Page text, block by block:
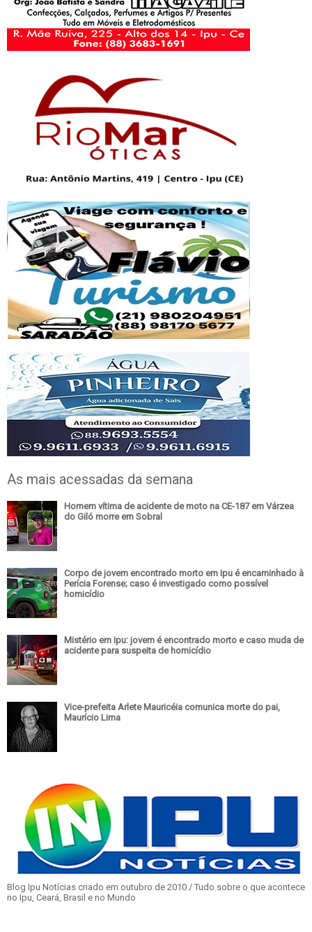
As mais acessadas da semana
Homem vítima de acidente de moto na CE-187 em Várzea
do Giló morre em Sobral
Corpo de jovem encontrado morto em Ipu é encaminhado à
Perícia Forense; caso é investigado como possível
homicídio
Mistério em Ipu: jovem é encontrado morto e caso muda de
acidente para suspeita de homicídio
Vice-prefeita Arlete Mauricéia comunica morte do pai,
Maurício Lima
Blog Ipu Notícias criado em outubro de 2010 / Tudo sobre o que acontece
no Ipu, Ceará, Brasil e no Mundo